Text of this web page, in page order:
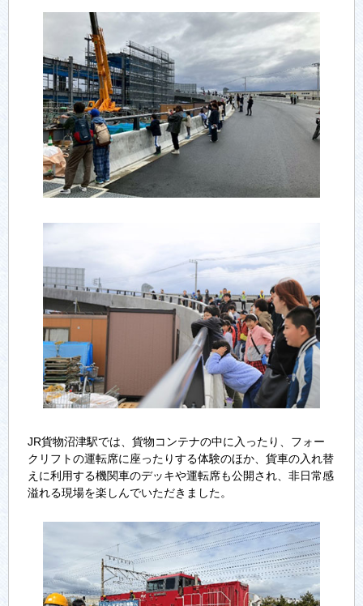
JR貨物沼津駅では、貨物コンテナの中に入ったり、フォー
クリフトの運転席に座ったりする体験のほか、貨車の入れ替
えに利用する機関車のデッキや運転席も公開され、非日常感
溢れる現場を楽しんでいただきました。